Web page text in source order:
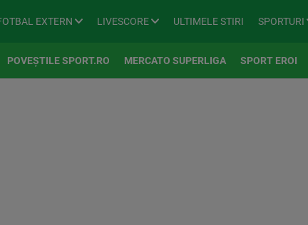
EXTERN LIVESCORE ULTIMELE STIRI SPORTURI
POVEȘTILE SPORT.RO MERCATO SUPERLIGA SPORT EROI